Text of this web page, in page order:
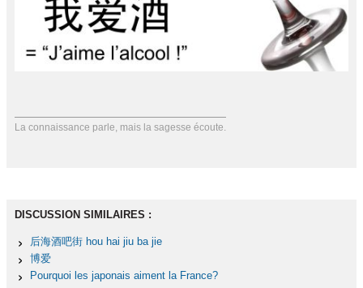
La connaissance parle, mais la sagesse écoute.
DISCUSSION SIMILAIRES :
后海酒吧街 hou hai jiu ba jie
博爱
Pourquoi les japonais aiment la France?